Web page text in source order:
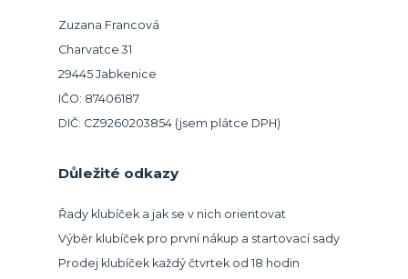
Zuzana Francová
Charvatce 31
29445 Jabkenice
IČO: 87406187
DIČ: CZ9260203854 (jsem plátce DPH)
Důležité odkazy
Řady klubíček a jak se v nich orientovat
Výběr klubíček pro první nákup a startovací sady
Prodej klubíček každý čtvrtek od 18 hodin